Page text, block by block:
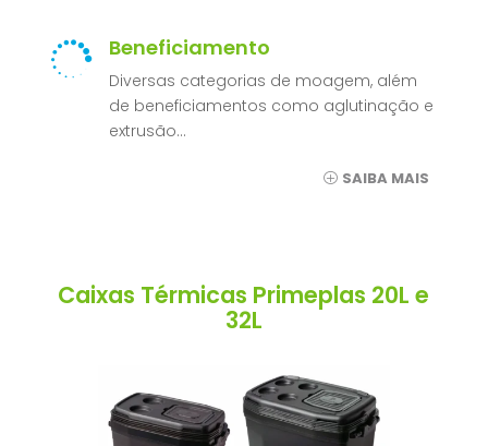
 Beneficiamento
Diversas categorias de moagem, além
de beneficiamentos como aglutinação e
extrusão…
SAIBA MAIS
Caixas Térmicas Primeplas 20L e
32L